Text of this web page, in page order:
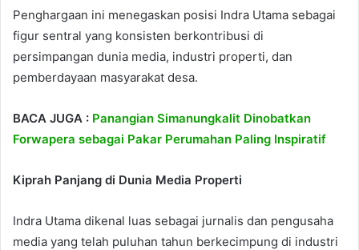
Penghargaan ini menegaskan posisi Indra Utama sebagai
figur sentral yang konsisten berkontribusi di
persimpangan dunia media, industri properti, dan
pemberdayaan masyarakat desa.
BACA JUGA : Panangian Simanungkalit Dinobatkan
Forwapera sebagai Pakar Perumahan Paling Inspiratif
Kiprah Panjang di Dunia Media Properti
Indra Utama dikenal luas sebagai jurnalis dan pengusaha
media yang telah puluhan tahun berkecimpung di industri